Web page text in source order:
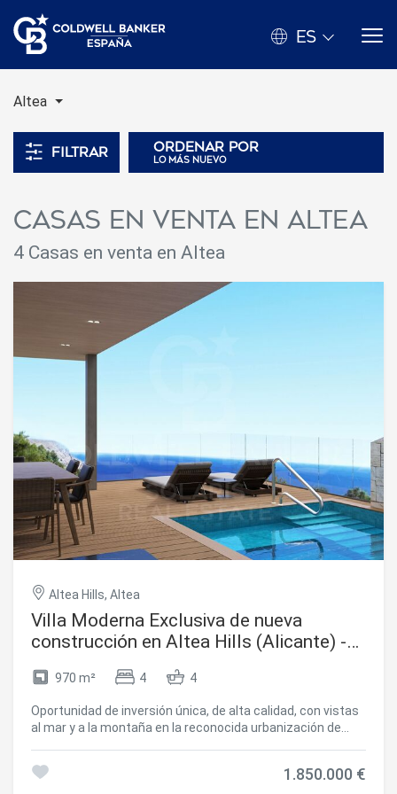
ES
Altea
Filtrar Ordenar por
lo más nuevo
Casas en venta en Altea
4 Casas en venta en Altea
Altea Hills, Altea
Villa Moderna Exclusiva de nueva
construcción en Altea Hills (Alicante) -
970 m² 4 4
Oportunidad de inversión única, de alta calidad, con vistas
al mar y a la montaña en la reconocida urbanización de
2027 Privacidad y Parcela Parcela privada de 970 m² con
1.850.000 €